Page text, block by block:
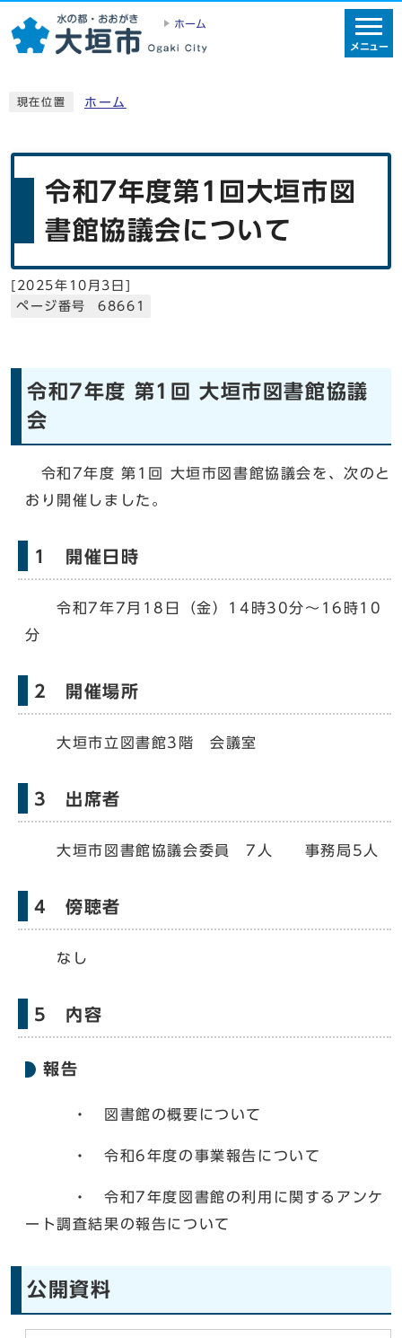
ホーム
メニュー
現在位置 ホーム
令和7年度第1回大垣市図
書館協議会について
[ 2025年10月3日 ]
ページ番号 68661
令和7年度 第1回 大垣市図書館協議
会
令和7年度 第1回 大垣市図書館協議会を、次のと
おり開催しました。
1 開催日時
令和7年7月18日（金）14時30分〜16時10
分
2 開催場所
大垣市立図書館3階 会議室
3 出席者
大垣市図書館協議会委員 7人 事務局5人
4 傍聴者
なし
5 内容
報告
・ 図書館の概要について
・ 令和6年度の事業報告について
・ 令和7年度図書館の利用に関するアンケ
ート調査結果の報告について
公開資料